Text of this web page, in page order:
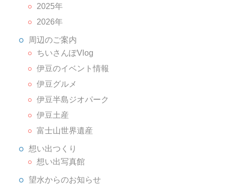
2025年
2026年
周辺のご案内
ちいさんぽVlog
伊豆のイベント情報
伊豆グルメ
伊豆半島ジオパーク
伊豆土産
富士山世界遺産
想い出つくり
想い出写真館
望水からのお知らせ